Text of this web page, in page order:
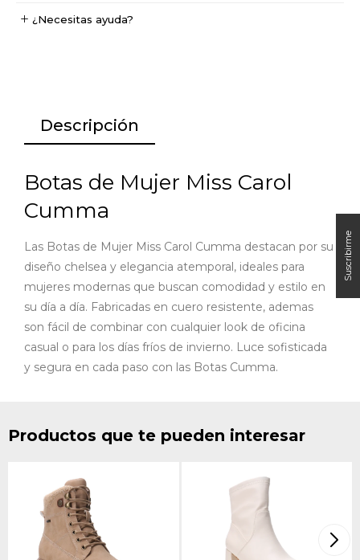
¿Necesitas ayuda?
Descripción
Botas de Mujer Miss Carol
Cumma
Las Botas de Mujer Miss Carol Cumma destacan por su
diseño chelsea y elegancia atemporal, ideales para
mujeres modernas que buscan comodidad y estilo en
su día a día. Fabricadas en cuero resistente, ademas
son fácil de combinar con cualquier look de oficina
casual o para los días fríos de invierno. Luce sofisticada
y segura en cada paso con las Botas Cumma.
Productos que te pueden interesar